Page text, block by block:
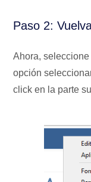
Paso 2:
Ahora,
opción
click en la parte